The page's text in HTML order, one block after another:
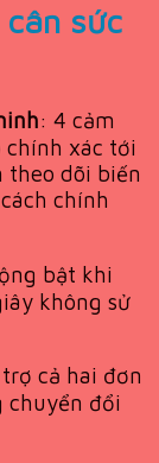
sức
: 4 cảm
chính xác tới
theo dõi biến
chính
bật khi
không sử
cả hai đơn
chuyển đổi